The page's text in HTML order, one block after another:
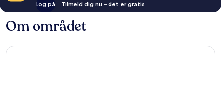
Log på Tilmeld dig nu – det er gratis
Om området